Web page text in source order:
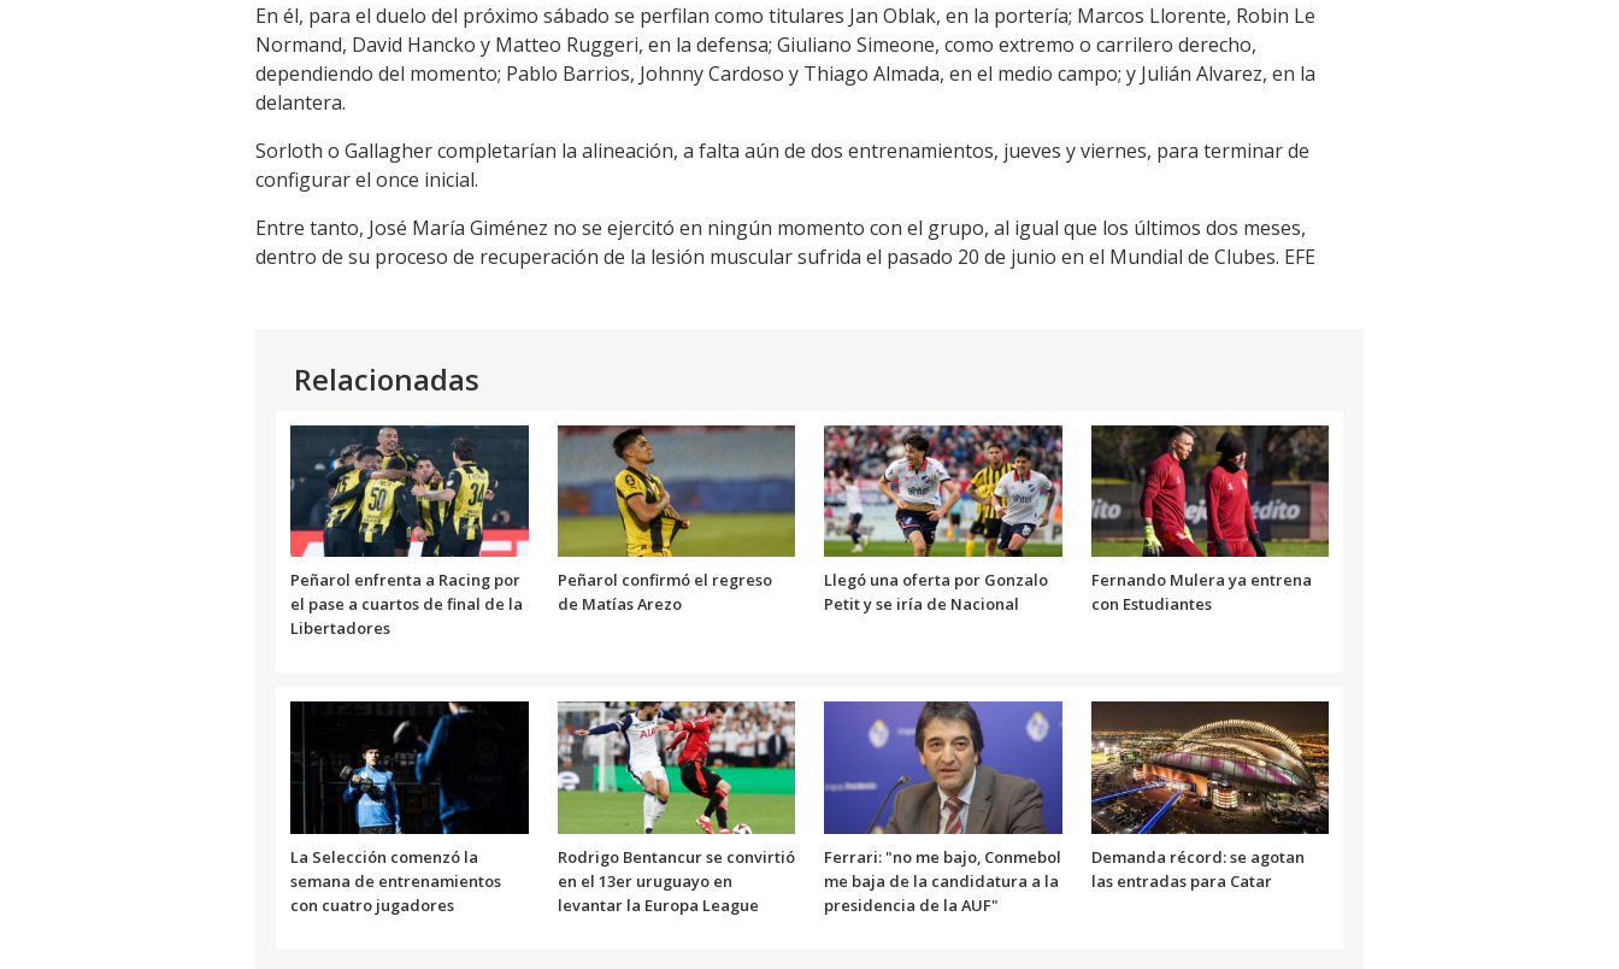
En él, para el duelo del próximo sábado se perfilan como titulares Jan Oblak, en la portería; Marcos Llorente, Robin Le
Normand, David Hancko y Matteo Ruggeri, en la defensa; Giuliano Simeone, como extremo o carrilero derecho,
dependiendo del momento; Pablo Barrios, Johnny Cardoso y Thiago Almada, en el medio campo; y Julián Alvarez, en la
delantera.
Sorloth o Gallagher completarían la alineación, a falta aún de dos entrenamientos, jueves y viernes, para terminar de
configurar el once inicial.
Entre tanto, José María Giménez no se ejercitó en ningún momento con el grupo, al igual que los últimos dos meses,
dentro de su proceso de recuperación de la lesión muscular sufrida el pasado 20 de junio en el Mundial de Clubes. EFE
Relacionadas
Peñarol enfrenta a Racing por
el pase a cuartos de final de la
Libertadores
Peñarol confirmó el regreso
de Matías Arezo
Llegó una oferta por Gonzalo
Petit y se iría de Nacional
Fernando Mulera ya entrena
con Estudiantes
La Selección comenzó la
semana de entrenamientos
con cuatro jugadores
Rodrigo Bentancur se convirtió
en el 13er uruguayo en
levantar la Europa League
Ferrari: "no me bajo, Conmebol
me baja de la candidatura a la
presidencia de la AUF"
Demanda récord: se agotan
las entradas para Catar